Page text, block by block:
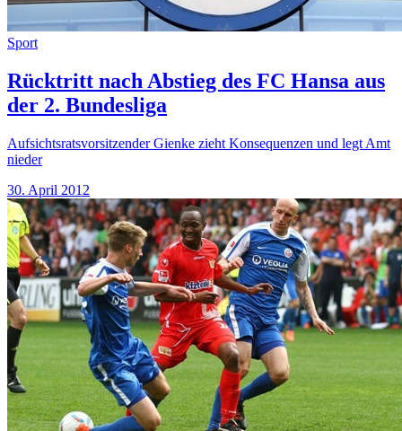
Sport
Rücktritt nach Abstieg des FC Hansa aus
der 2. Bundesliga
Aufsichtsratsvorsitzender Gienke zieht Konsequenzen und legt Amt
nieder
30. April 2012